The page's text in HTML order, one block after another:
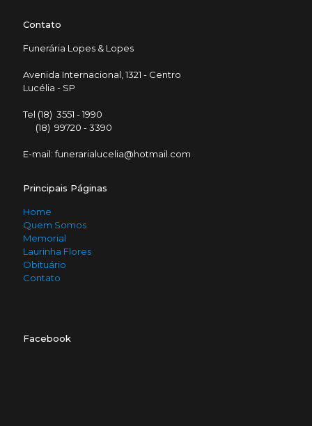
Contato
Funerária Lopes & Lopes
Avenida Internacional, 1321 - Centro
Lucélia - SP
Tel (18) 3551 - 1990
(18) 99720 - 3390
E-mail: funerarialucelia@hotmail.com
Principais Páginas
Home
Quem Somos
Memorial
Laurinha Flores
Obituário
Contato
Facebook